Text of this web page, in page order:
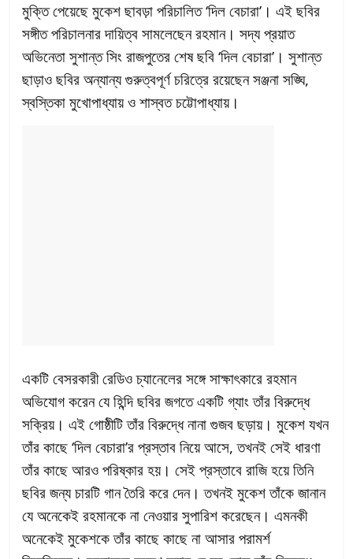
মুক্তি পেয়েছে মুকেশ ছাবড়া পরিচালিত ‘দিল বেচারা’। এই ছবির
সঙ্গীত পরিচালনার দায়িত্ব সামলেছেন রহমান। সদ্য প্রয়াত
অভিনেতা সুশান্ত সিং রাজপুতের শেষ ছবি ‘দিল বেচারা’। সুশান্ত
ছাড়াও ছবির অন্যান্য গুরুত্বপূর্ণ চরিত্রে রয়েছেন সঞ্জনা সঙ্ঘি,
স্বস্তিকা মুখোপাধ্যায় ও শাস্বত চট্টোপাধ্যায়।
একটি বেসরকারী রেডিও চ্যানেলের সঙ্গে সাক্ষাৎকারে রহমান
অভিযোগ করেন যে হিন্দি ছবির জগতে একটি গ্যাং তাঁর বিরুদ্ধে
সক্রিয়। এই গোষ্ঠীটি তাঁর বিরুদ্ধে নানা গুজব ছড়ায়। মুকেশ যখন
তাঁর কাছে ‘দিল বেচারা’র প্রস্তাব নিয়ে আসে, তখনই সেই ধারণা
তাঁর কাছে আরও পরিষ্কার হয়। সেই প্রস্তাবে রাজি হয়ে তিনি
ছবির জন্য চারটি গান তৈরি করে দেন। তখনই মুকেশ তাঁকে জানান
যে অনেকেই রহমানকে না নেওয়ার সুপারিশ করেছেন। এমনকী
অনেকেই মুকেশকে তাঁর কাছে কাছে না আসার পরামর্শ